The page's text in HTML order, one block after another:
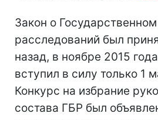
Закон о
расследований был
назад, в ноябре 2015
вступил в силу только 1
Конкурс на избрание
состава ГБР был